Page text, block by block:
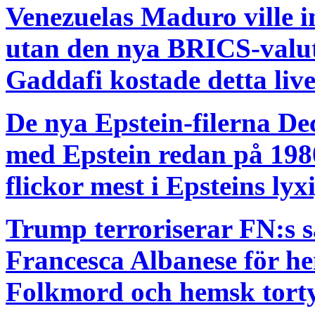
Venezuelas Maduro ville
utan den nya BRICS-
Gaddafi kostade detta
De nya Epstein-filerna
med Epstein redan på
flickor mest i Epsteins
Trump terroriserar FN:s
Francesca Albanese för
Folkmord och hemsk